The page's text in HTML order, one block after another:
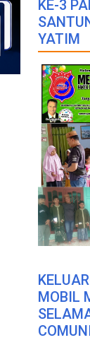
KE-3
YATIM
MOBIL